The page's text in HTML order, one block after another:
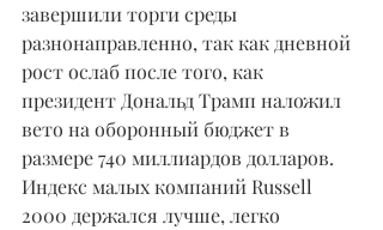
завершили торги среды
разнонаправленно, так как дневной
рост ослаб после того, как
президент Дональд Трамп наложил
вето на оборонный бюджет в
размере 740 миллиардов долларов.
Индекс малых компаний Russell
2000 держался лучше, легко